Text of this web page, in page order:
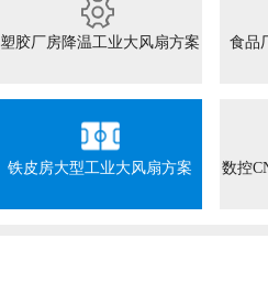
塑胶厂房降温工业大风扇方案 食品
铁皮房大型工业大风扇方案 数控